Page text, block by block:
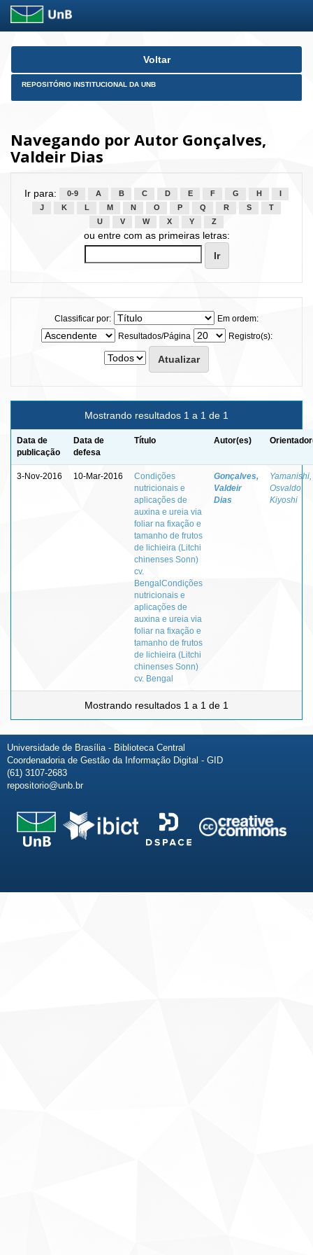
Skip
Voltar
REPOSITÓRIO INSTITUCIONAL DA UNB
Navegando por Autor Gonçalves,
Valdeir Dias
Ir para: 0-9 A B C D E F G H
J
K L M N O P Q R S
T
U
V W X Y Z
ou entre com as primeiras letras:
Classificar por:
Em ordem:
Resultados/Página
Registro(s):
Mostrando resultados 1 a 1 de 1
Data de
publicação
Data de
defesa
Título Autor(es)
3-Nov-2016 10-Mar-2016
Condições
nutricionais e
aplicações de
auxina e ureia via
foliar na fixação e
tamanho de frutos
de lichieira (Litchi
chinenses Sonn)
cv.
BengalCondições
nutricionais e
aplicações de
auxina e ureia via
foliar na fixação e
tamanho de frutos
de lichieira (Litchi
chinenses Sonn)
cv. Bengal
Gonçalves,
Valdeir
Dias
Yamanishi,
Osvaldo
Kiyoshi
Mostrando resultados 1 a 1 de 1
Universidade de Brasília - Biblioteca Central
Coordenadoria de Gestão da Informação Digital - GID
(61) 3107-2683
repositorio@unb.br